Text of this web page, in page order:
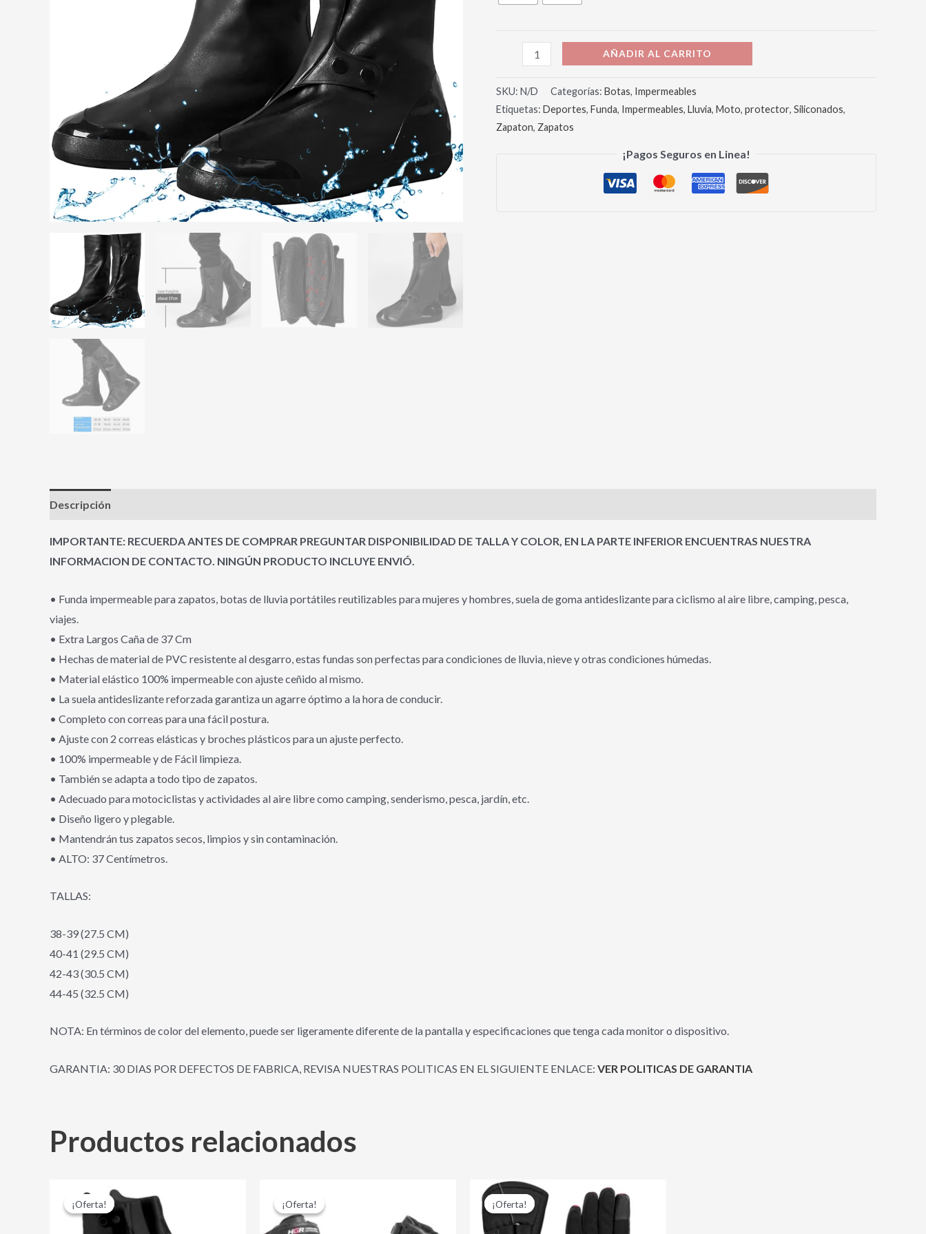
AÑADIR AL CARRITO
SKU: N/D Categorías: Botas, Impermeables
Etiquetas: Deportes, Funda, Impermeables, Lluvia, Moto, protector, Siliconados,
Zapaton, Zapatos
¡Pagos Seguros en Linea!
Descripción
IMPORTANTE: RECUERDA ANTES DE COMPRAR PREGUNTAR DISPONIBILIDAD DE TALLA Y COLOR, EN LA PARTE INFERIOR ENCUENTRAS NUESTRA
INFORMACION DE CONTACTO. NINGÚN PRODUCTO INCLUYE ENVIÓ.
• Funda impermeable para zapatos, botas de lluvia portátiles reutilizables para mujeres y hombres, suela de goma antideslizante para ciclismo al aire libre, camping, pesca,
viajes.
• Extra Largos Caña de 37 Cm
• Hechas de material de PVC resistente al desgarro, estas fundas son perfectas para condiciones de lluvia, nieve y otras condiciones húmedas.
• Material elástico 100% impermeable con ajuste ceñido al mismo.
• La suela antideslizante reforzada garantiza un agarre óptimo a la hora de conducir.
• Completo con correas para una fácil postura.
• Ajuste con 2 correas elásticas y broches plásticos para un ajuste perfecto.
• 100% impermeable y de Fácil limpieza.
• También se adapta a todo tipo de zapatos.
• Adecuado para motociclistas y actividades al aire libre como camping, senderismo, pesca, jardín, etc.
• Diseño ligero y plegable.
• Mantendrán tus zapatos secos, limpios y sin contaminación.
• ALTO: 37 Centímetros.
TALLAS:
38-39 (27.5 CM)
40-41 (29.5 CM)
42-43 (30.5 CM)
44-45 (32.5 CM)
NOTA: En términos de color del elemento, puede ser ligeramente diferente de la pantalla y especificaciones que tenga cada monitor o dispositivo.
GARANTIA: 30 DIAS POR DEFECTOS DE FABRICA, REVISA NUESTRAS POLITICAS EN EL SIGUIENTE ENLACE: VER POLITICAS DE GARANTIA
Productos relacionados
¡Oferta!
¡Oferta!
precio
original
era:
precio
actual
es:
¡Oferta!
¡Oferta!
original
era:
tiene
¡Oferta!
¡Oferta!
El
precio
original
era:
precio
actual